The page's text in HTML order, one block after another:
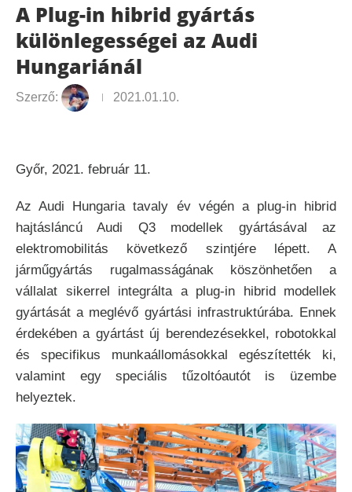
A Plug-in hibrid gyártás
különlegességei az Audi
Hungariánál
Szerző: 2021.01.10.
Győr, 2021. február 11.
Az Audi Hungaria tavaly év végén a plug-in hibrid
hajtásláncú Audi Q3 modellek gyártásával az
elektromobilitás következő szintjére lépett. A
járműgyártás rugalmasságának köszönhetően a
vállalat sikerrel integrálta a plug-in hibrid modellek
gyártását a meglévő gyártási infrastruktúrába. Ennek
érdekében a gyártást új berendezésekkel, robotokkal
és specifikus munkaállomásokkal egészítették ki,
valamint egy speciális tűzoltóautót is üzembe
helyeztek.